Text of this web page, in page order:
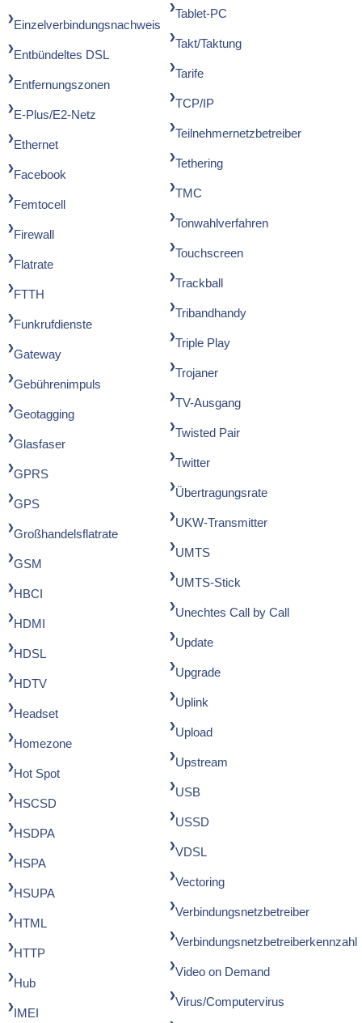
Einzelverbindungsnachweis
Entbündeltes DSL
Entfernungszonen
E-Plus/E2-Netz
Ethernet
Facebook
Femtocell
Firewall
Flatrate
FTTH
Funkrufdienste
Gateway
Gebührenimpuls
Geotagging
Glasfaser
GPRS
GPS
Großhandelsflatrate
GSM
HBCI
HDMI
HDSL
HDTV
Headset
Homezone
Hot Spot
HSCSD
HSDPA
HSPA
HSUPA
HTML
HTTP
Hub
IMEI
Tablet-PC
Takt/Taktung
Tarife
TCP/IP
Teilnehmernetzbetreiber
Tethering
TMC
Tonwahlverfahren
Touchscreen
Trackball
Tribandhandy
Triple Play
Trojaner
TV-Ausgang
Twisted Pair
Twitter
Übertragungsrate
UKW-Transmitter
UMTS
UMTS-Stick
Unechtes Call by Call
Update
Upgrade
Uplink
Upload
Upstream
USB
USSD
VDSL
Vectoring
Verbindungsnetzbetreiber
Verbindungsnetzbetreiberkennzahl
Video on Demand
Virus/Computervirus